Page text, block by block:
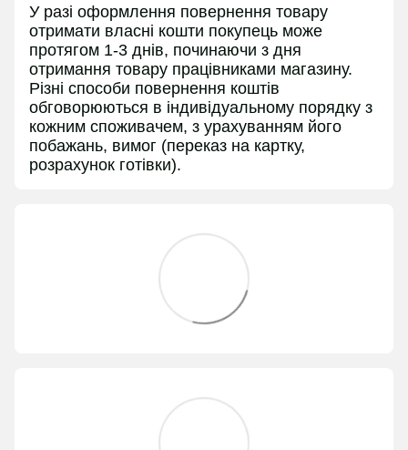
У разі оформлення повернення товару
отримати власні кошти покупець може
протягом 1-3 днів, починаючи з дня
отримання товару працівниками магазину.
Різні способи повернення коштів
обговорюються в індивідуальному порядку з
кожним споживачем, з урахуванням його
побажань, вимог (переказ на картку,
розрахунок готівки).